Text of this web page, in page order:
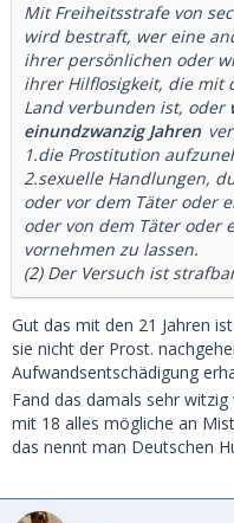
Mit Freiheitsstrafe von
wird bestraft, wer eine
ihrer persönlichen oder
ihrer Hilflosigkeit, die mit
Land verbunden ist, oder
einundzwanzig Jahren
1.die Prostitution
2.sexuelle Handlungen,
oder vor dem Täter oder
oder von dem Täter oder
vornehmen zu lassen.
(2) Der Versuch ist
Gut das mit den 21 Jahren
sie nicht der Prost.
Aufwandsentschädigung
Fand das damals sehr
mit 18 alles mögliche an
das nennt man Deutschen